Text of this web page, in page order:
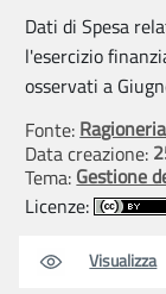
Dati di Spesa
l'esercizio
osservati a
Fonte:
Data creazione:
Tema: Gestione
Licenze:
Visualizza